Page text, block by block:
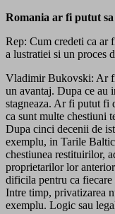
Romania ar fi putut
Rep: Cum credeti ca ar
a lustratiei si un proces
Vladimir Bukovski: Ar
un avantaj. Dupa ce au
stagneaza. Ar fi putut fi
ca sunt multe chestiuni
Dupa cinci decenii de
exemplu, in Tarile
chestiunea restituirilor,
proprietarilor lor
dificila pentru ca fiecare
Intre timp, privatizarea
exemplu. Logic sau